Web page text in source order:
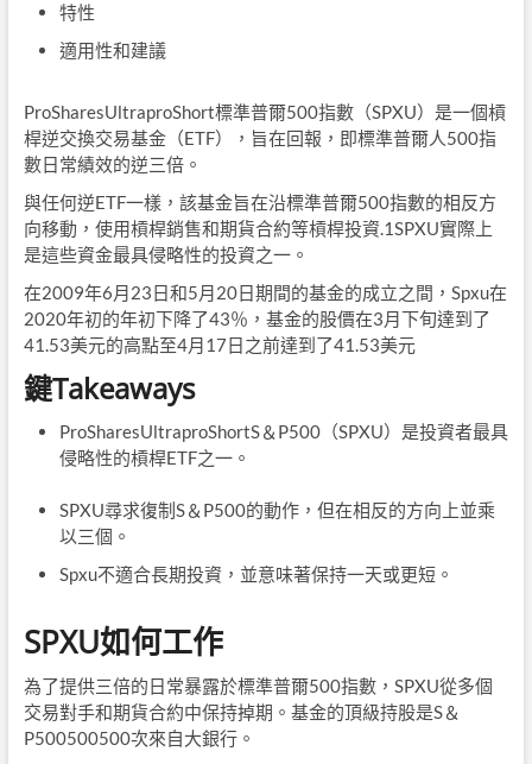
特性
適用性和建議
ProSharesUltraproShort標準普爾500指數（SPXU）是一個槓
桿逆交換交易基金（ETF），旨在回報，即標準普爾人500指
數日常績效的逆三倍。
與任何逆ETF一樣，該基金旨在沿標準普爾500指數的相反方
向移動，使用槓桿銷售和期貨合約等槓桿投資.1SPXU實際上
是這些資金最具侵略性的投資之一。
在2009年6月23日和5月20日期間的基金的成立之間，Spxu在
2020年初的年初下降了43％，基金的股價在3月下旬達到了
41.53美元的高點至4月17日之前達到了41.53美元
鍵Takeaways
ProSharesUltraproShortS＆P500（SPXU）是投資者最具
侵略性的槓桿ETF之一。
SPXU尋求復制S＆P500的動作，但在相反的方向上並乘
以三個。
Spxu不適合長期投資，並意味著保持一天或更短。
SPXU如何工作
為了提供三倍的日常暴露於標準普爾500指數，SPXU從多個
交易對手和期貨合約中保持掉期。基金的頂級持股是S＆
P500500500次來自大銀行。